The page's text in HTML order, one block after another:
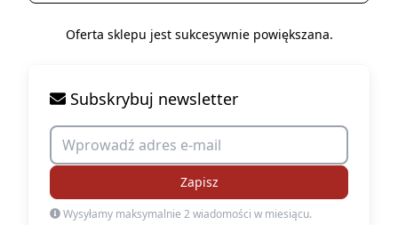
Oferta sklepu jest sukcesywnie powiększana.
Subskrybuj newsletter
Zapisz
Wysyłamy maksymalnie 2 wiadomości w miesiącu.